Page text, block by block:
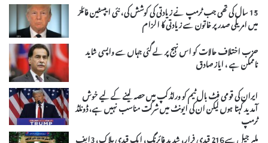
15 سال کی تھی جب ٹرمپ نے زیادتی کی کوشش کی، نئی ایپسٹین فائلز
میں امریکی صدر پر خاتون سے زیادتی کا الزام
حزب اختلاف حالات کو اس نہج پر لے گئی جہاں سے واپسی شاید
ناممکن ہے ، ایاز صادق
ایران کی قومی فٹ بال ٹیم کو ورلڈ کپ میں حصہ لینے کے لیے خوش
آمدید کہتا ہوں لیکن ان کی ایونٹ میں شرکت مناسب نہیں ہے، ڈونلڈ
ٹرمپ
ملیر جیل سے 216 قیدی فرار، شدید فائرنگ، ایک قیدی ہلاک، 3ایف